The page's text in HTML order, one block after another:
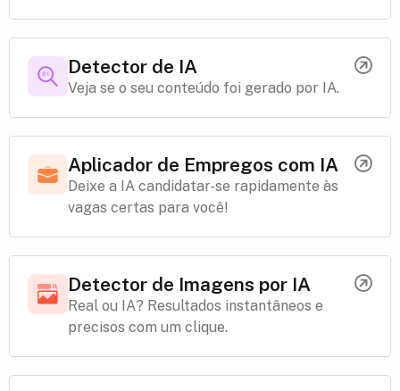
Detector de IA
Veja se o seu conteúdo foi gerado por IA.
Aplicador de Empregos com IA
Deixe a IA candidatar-se rapidamente às
vagas certas para você!
Detector de Imagens por IA
Real ou IA? Resultados instantâneos e
precisos com um clique.